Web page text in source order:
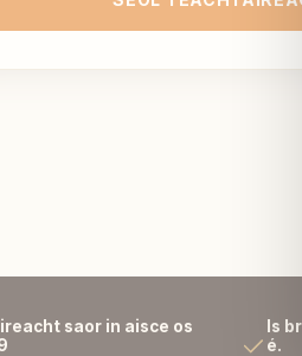
saor in aisce os
Is
é.